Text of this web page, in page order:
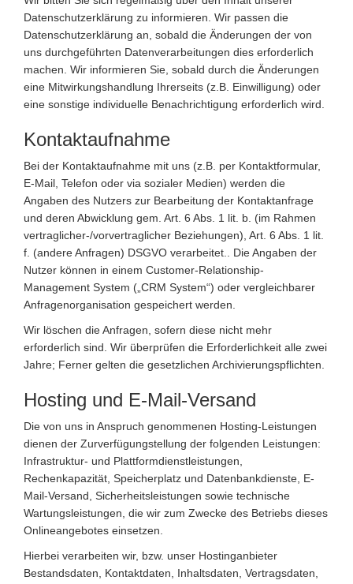
Datenschutzerklärung zu informieren. Wir passen die
Datenschutzerklärung an, sobald die Änderungen der von
uns durchgeführten Datenverarbeitungen dies erforderlich
machen. Wir informieren Sie, sobald durch die Änderungen
eine Mitwirkungshandlung Ihrerseits (z.B. Einwilligung) oder
eine sonstige individuelle Benachrichtigung erforderlich wird.
Kontaktaufnahme
Bei der Kontaktaufnahme mit uns (z.B. per Kontaktformular,
E-Mail, Telefon oder via sozialer Medien) werden die
Angaben des Nutzers zur Bearbeitung der Kontaktanfrage
und deren Abwicklung gem. Art. 6 Abs. 1 lit. b. (im Rahmen
vertraglicher-/vorvertraglicher Beziehungen), Art. 6 Abs. 1 lit.
f. (andere Anfragen) DSGVO verarbeitet.. Die Angaben der
Nutzer können in einem Customer-Relationship-
Management System („CRM System“) oder vergleichbarer
Anfragenorganisation gespeichert werden.
Wir löschen die Anfragen, sofern diese nicht mehr
erforderlich sind. Wir überprüfen die Erforderlichkeit alle zwei
Jahre; Ferner gelten die gesetzlichen Archivierungspflichten.
Hosting und E-Mail-Versand
Die von uns in Anspruch genommenen Hosting-Leistungen
dienen der Zurverfügungstellung der folgenden Leistungen:
Infrastruktur- und Plattformdienstleistungen,
Rechenkapazität, Speicherplatz und Datenbankdienste, E-
Mail-Versand, Sicherheitsleistungen sowie technische
Wartungsleistungen, die wir zum Zwecke des Betriebs dieses
Onlineangebotes einsetzen.
Hierbei verarbeiten wir, bzw. unser Hostinganbieter
Bestandsdaten, Kontaktdaten, Inhaltsdaten, Vertragsdaten,